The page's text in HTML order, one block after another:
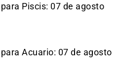
Piscis: 07 de agosto
Acuario: 07 de agosto